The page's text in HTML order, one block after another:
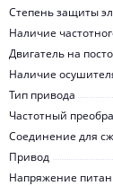
Степень защиты
Наличие
Двигатель на
Наличие
Тип привода
Частотный
Соединение для
Привод
Напряжение